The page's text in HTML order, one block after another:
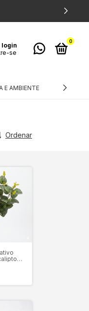
login
se
0
E AMBIENTE TÊXTEIS
Ordenar